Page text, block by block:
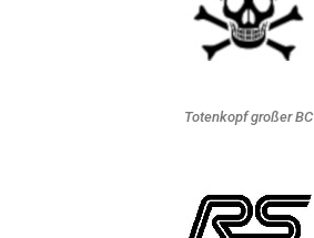
Totenkopf großer BC